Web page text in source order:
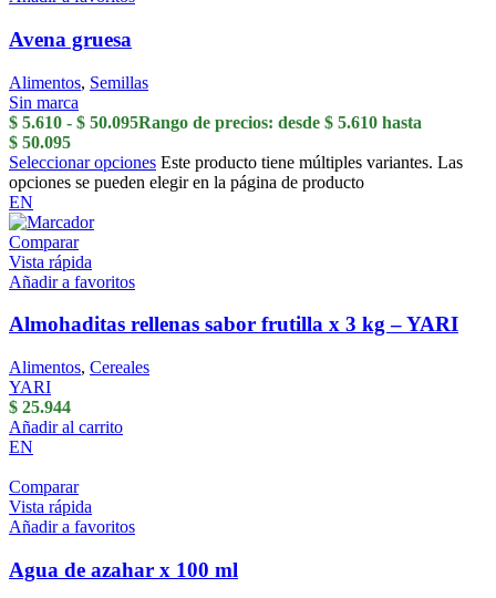
Avena gruesa
Alimentos, Semillas
Sin marca
$ 5.610 - $ 50.095Rango de precios: desde $ 5.610 hasta
$ 50.095
Seleccionar opciones Este producto tiene múltiples variantes. Las
opciones se pueden elegir en la página de producto
EN
Comparar
Vista rápida
Añadir a favoritos
Almohaditas rellenas sabor frutilla x 3 kg – YARI
Alimentos, Cereales
YARI
$ 25.944
Añadir al carrito
EN
Comparar
Vista rápida
Añadir a favoritos
Agua de azahar x 100 ml